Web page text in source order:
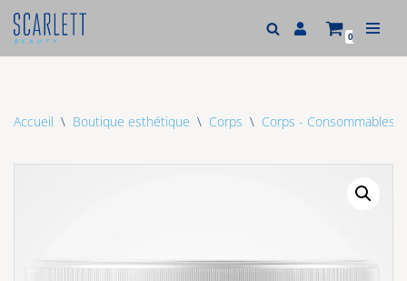
Aller
0
Accueil \ Boutique esthétique \ Corps \ Corps - Consommables